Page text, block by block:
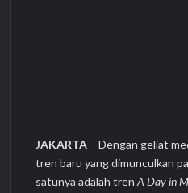
JAKARTA – Dengan geliat
tren baru yang dimunculkan
satunya adalah trenA Day in